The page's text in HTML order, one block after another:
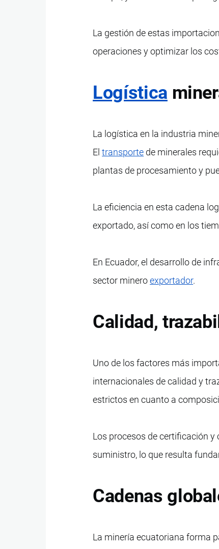
La gestión de estas
operaciones y optimizar los
Logística
La logística en la industria
Eltransporte de minerales
plantas de procesamiento y
La eficiencia en esta cadena
exportado, así como en los
En Ecuador, el desarrollo de
sector mineroexportador.
Calidad,
Uno de los factores más
internacionales de calidad y
estrictos en cuanto a
Los procesos de certificación
suministro, lo que resulta
Cadenas
La minería ecuatoriana forma